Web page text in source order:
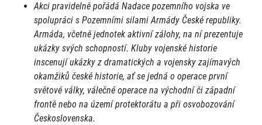
Akci pravidelně pořádá Nadace pozemního vojska ve
spolupráci s Pozemními silami Armády České republiky.
Armáda, včetně jednotek aktivní zálohy, na ní prezentuje
ukázky svých schopností. Kluby vojenské historie
inscenují ukázky z dramatických a vojensky zajímavých
okamžiků české historie, ať se jedná o operace první
světové války, válečné operace na východní či západní
frontě nebo na území protektorátu a při osvobozování
Československa.